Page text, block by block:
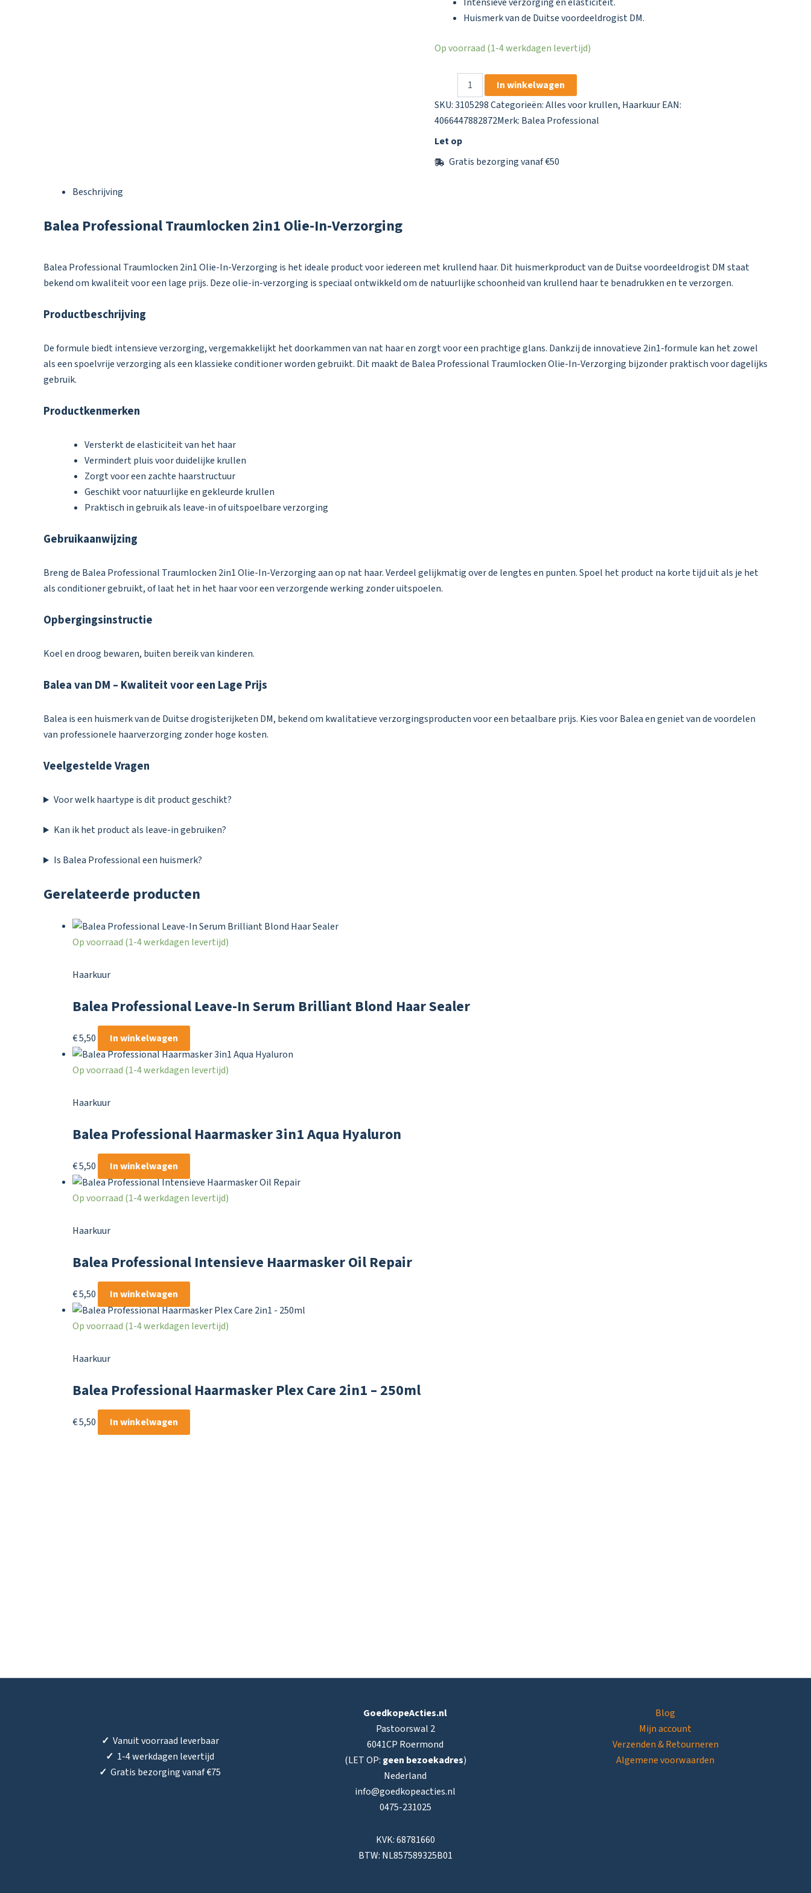
Huismerk van de Duitse voordeeldrogist DM.
Op voorraad (1-4 werkdagen levertijd)
Professional
Traumlocken
2in1
Olie-
In-
aantal
In winkelwagen
SKU:3105298Categorieën:Alles voor krullen, HaarkuurEAN:
4066447882872Merk: Balea Professional
Let op
Gratis bezorging vanaf €50
Beschrijving
Balea Professional Traumlocken 2in1 Olie-In-Verzorging
Balea Professional Traumlocken 2in1 Olie-In-Verzorging is het ideale product voor iedereen met krullend haar. Dit huismerkproduct van de Duitse voordeeldrogist DM staat
bekend om kwaliteit voor een lage prijs. Deze olie-in-verzorging is speciaal ontwikkeld om de natuurlijke schoonheid van krullend haar te benadrukken en te verzorgen.
Productbeschrijving
De formule biedt intensieve verzorging, vergemakkelijkt het doorkammen van nat haar en zorgt voor een prachtige glans. Dankzij de innovatieve 2in1-formule kan het zowel
als een spoelvrije verzorging als een klassieke conditioner worden gebruikt. Dit maakt de Balea Professional Traumlocken Olie-In-Verzorging bijzonder praktisch voor dagelijks
gebruik.
Productkenmerken
Versterkt de elasticiteit van het haar
Vermindert pluis voor duidelijke krullen
Zorgt voor een zachte haarstructuur
Geschikt voor natuurlijke en gekleurde krullen
Praktisch in gebruik als leave-in of uitspoelbare verzorging
Gebruikaanwijzing
Breng de Balea Professional Traumlocken 2in1 Olie-In-Verzorging aan op nat haar. Verdeel gelijkmatig over de lengtes en punten. Spoel het product na korte tijd uit als je het
als conditioner gebruikt, of laat het in het haar voor een verzorgende werking zonder uitspoelen.
Opbergingsinstructie
Koel en droog bewaren, buiten bereik van kinderen.
Balea van DM – Kwaliteit voor een Lage Prijs
Balea is een huismerk van de Duitse drogisterijketen DM, bekend om kwalitatieve verzorgingsproducten voor een betaalbare prijs. Kies voor Balea en geniet van de voordelen
van professionele haarverzorging zonder hoge kosten.
Veelgestelde Vragen
Voor welk haartype is dit product geschikt?
Kan ik het product als leave-in gebruiken?
Is Balea Professional een huismerk?
Gerelateerde producten
Op voorraad (1-4 werkdagen levertijd)
Haarkuur
Balea Professional Leave-In Serum Brilliant Blond Haar Sealer
€5,50 In winkelwagen
Op voorraad (1-4 werkdagen levertijd)
Haarkuur
Balea Professional Haarmasker 3in1 Aqua Hyaluron
€5,50 In winkelwagen
Op voorraad (1-4 werkdagen levertijd)
Haarkuur
Balea Professional Intensieve Haarmasker Oil Repair
€5,50 In winkelwagen
Op voorraad (1-4 werkdagen levertijd)
Haarkuur
Balea Professional Haarmasker Plex Care 2in1 – 250ml
€5,50 In winkelwagen
✓ Vanuit voorraad leverbaar
✓ 1-4 werkdagen levertijd
✓ Gratis bezorging vanaf €75
GoedkopeActies.nl
Pastoorswal 2
6041CP Roermond
(LET OP: geen bezoekadres)
Nederland
info@goedkopeacties.nl
0475-231025
KVK: 68781660
BTW: NL857589325B01
Blog
Mijn account
Verzenden & Retourneren
Algemene voorwaarden